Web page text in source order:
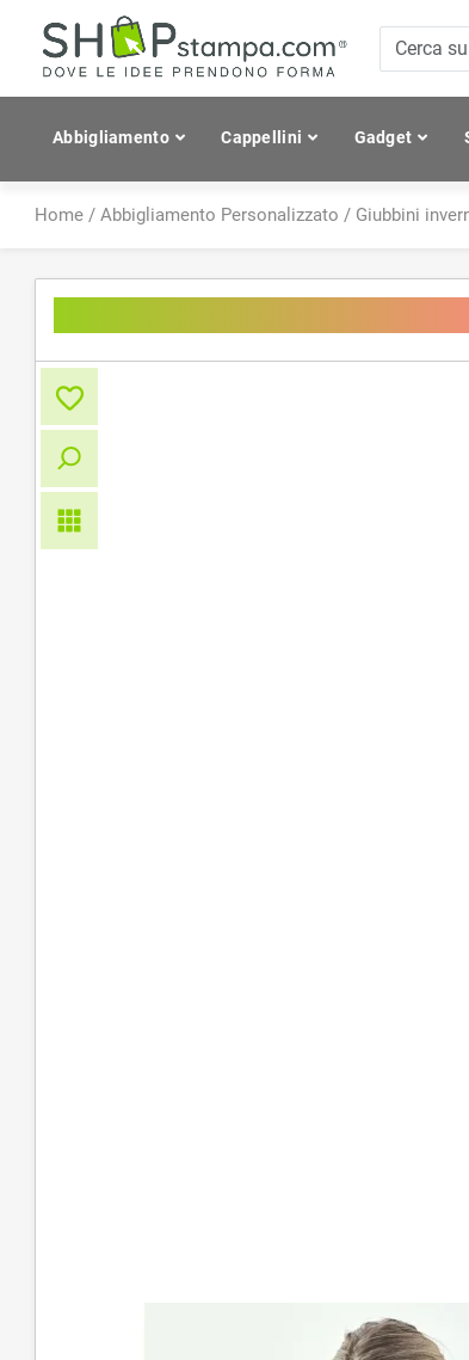
Abbigliamento Cappellini Gadget
Home / Abbigliamento Personalizzato / Giubbini